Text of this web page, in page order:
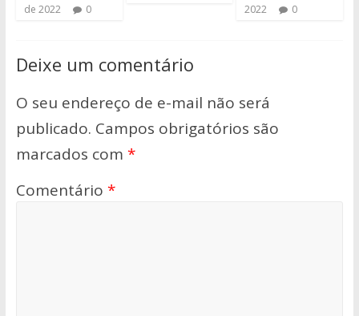
de 2022
0
2022
0
Deixe um comentário
O seu endereço de e-mail não será
publicado. Campos obrigatórios são
marcados com *
Comentário *